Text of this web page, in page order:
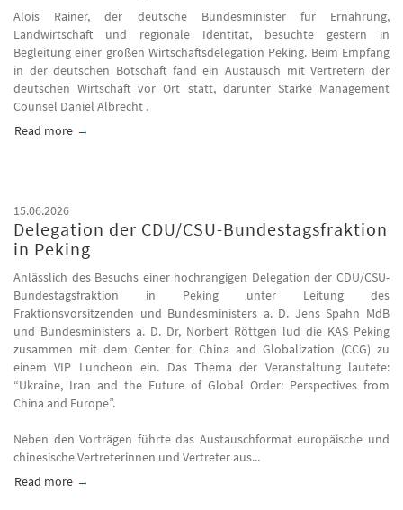
Alois Rainer, der deutsche Bundesminister für Ernährung,
Landwirtschaft und regionale Identität, besuchte gestern in
Begleitung einer großen Wirtschaftsdelegation Peking. Beim Empfang
in der deutschen Botschaft fand ein Austausch mit Vertretern der
deutschen Wirtschaft vor Ort statt, darunter Starke Management
Counsel Daniel Albrecht .
Read more about Der deutsche Bundesminister für Ernährung,
15.06.2026
Delegation der CDU/CSU-Bundestagsfraktion
in Peking
Anlässlich des Besuchs einer hochrangigen Delegation der CDU/CSU-
Bundestagsfraktion in Peking unter Leitung des
Fraktionsvorsitzenden und Bundesministers a. D. Jens Spahn MdB
und Bundesministers a. D. Dr, Norbert Röttgen lud die KAS Peking
zusammen mit dem Center for China and Globalization (CCG) zu
einem VIP Luncheon ein. Das Thema der Veranstaltung lautete:
“Ukraine, Iran and the Future of Global Order: Perspectives from
China and Europe”.
Neben den Vorträgen führte das Austauschformat europäische und
chinesische Vertreterinnen und Vertreter aus...
Read more about Delegation der CDU/CSU-Bundestagsfraktion in Peking